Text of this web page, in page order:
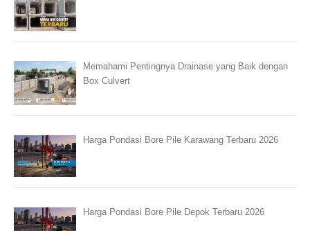
Memahami Pentingnya Drainase yang Baik dengan
Box Culvert
Harga Pondasi Bore Pile Karawang Terbaru 2026
Harga Pondasi Bore Pile Depok Terbaru 2026